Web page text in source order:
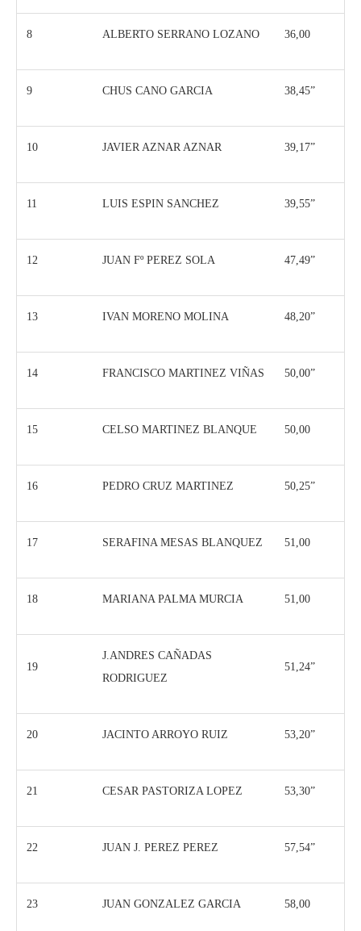
8 ALBERTO SERRANO LOZANO 36,00
9 CHUS CANO GARCIA 38,45”
10 JAVIER AZNAR AZNAR 39,17”
11 LUIS ESPIN SANCHEZ 39,55”
12 JUAN Fº PEREZ SOLA 47,49”
13 IVAN MORENO MOLINA 48,20”
14 FRANCISCO MARTINEZ VIÑAS 50,00”
15 CELSO MARTINEZ BLANQUE 50,00
16 PEDRO CRUZ MARTINEZ 50,25”
17 SERAFINA MESAS BLANQUEZ 51,00
18 MARIANA PALMA MURCIA 51,00
19
J.ANDRES CAÑADAS
RODRIGUEZ
51,24”
20 JACINTO ARROYO RUIZ 53,20”
21 CESAR PASTORIZA LOPEZ 53,30”
22 JUAN J. PEREZ PEREZ 57,54”
23 JUAN GONZALEZ GARCIA 58,00